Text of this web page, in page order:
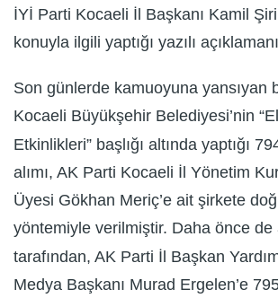
İYİ Parti Kocaeli İl Başkanı Kamil
konuyla ilgili yaptığı yazılı
Son günlerde kamuoyuna yansıyan
Kocaeli Büyükşehir Belediyesi’nin
Etkinlikleri” başlığı altında yaptığı
alımı, AK Parti Kocaeli İl Yönetim
Üyesi Gökhan Meriç’e ait şirkete
yöntemiyle verilmiştir. Daha önce de
tarafından, AK Parti İl Başkan
Medya Başkanı Murad Ergelen’e